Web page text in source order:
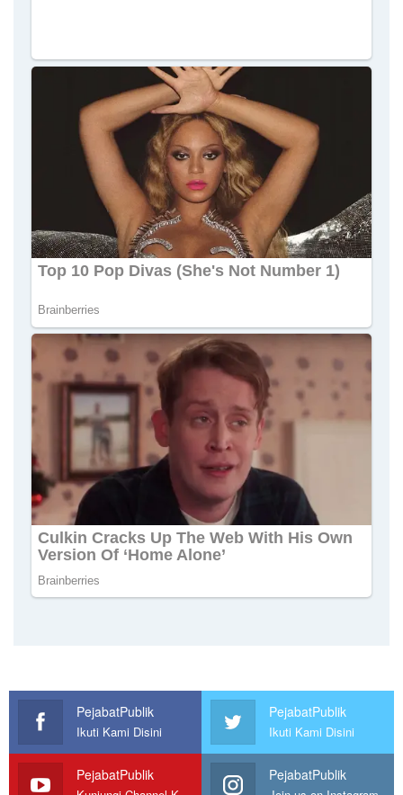
PejabatPublik
Ikuti Kami Disini
PejabatPublik
Ikuti Kami Disini
PejabatPublik PejabatPublik